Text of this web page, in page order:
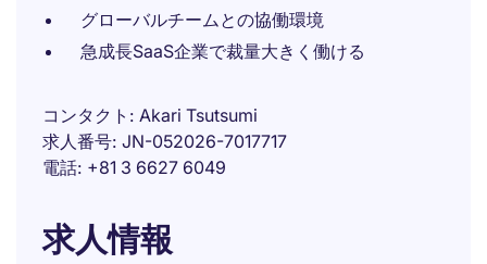
グローバルチームとの協働環境
急成長SaaS企業で裁量大きく働ける
コンタクト
Akari Tsutsumi
求人番号 JN-052026-7017717
電話 +81 3 6627 6049
求人情報